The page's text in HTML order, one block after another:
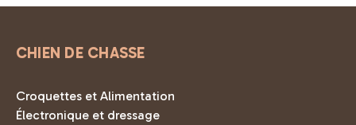
CHIEN DE CHASSE
Croquettes et Alimentation
Électronique et dressage